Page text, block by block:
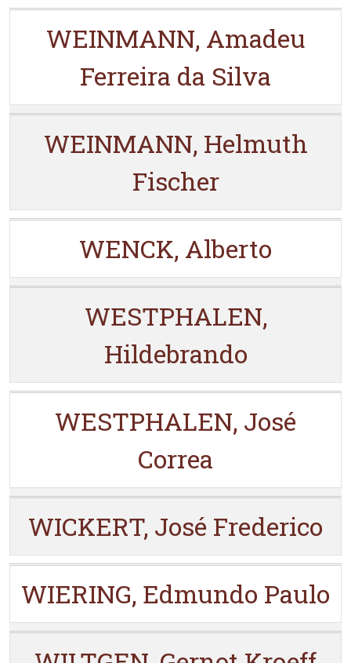
WEINMANN, Amadeu
Ferreira da Silva
WEINMANN, Helmuth
Fischer
WENCK, Alberto
WESTPHALEN,
Hildebrando
WESTPHALEN, José
Correa
WICKERT, José Frederico
WIERING, Edmundo Paulo